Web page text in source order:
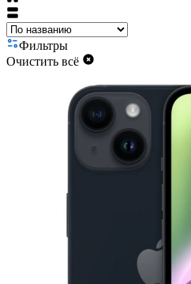
Фильтры
Очистить всё